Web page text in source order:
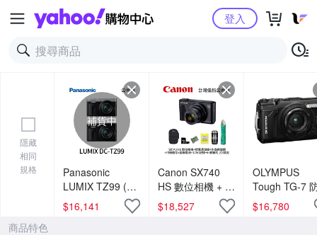
Yahoo購物中心登入
隱藏
相同
規格
補貨中
Panasonic
LUMIX TZ99 (公
司貨)
$16,141
Canon SX740
HS 數位相機 + 膠
囊清潔組 + 水晶
保護鏡 + 相機魔
$18,527
OLYMPUS
Tough TG-7
相機 公司貨
$16,780
商品特色